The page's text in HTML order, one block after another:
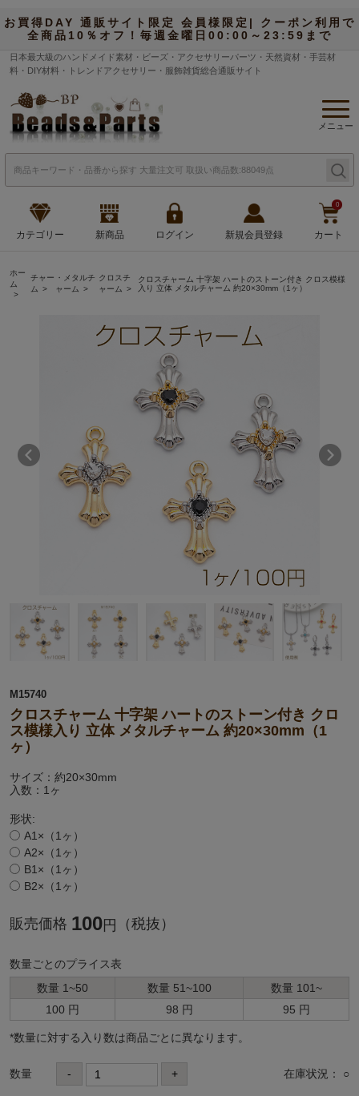
お買得DAY 通販サイト限定 会員様限定| クーポン利用で
全商品10％オフ！毎週金曜日00:00～23:59まで
日本最大級のハンドメイド素材・ビーズ・アクセサリーパーツ・天然資材・手芸材
料・DIY材料・トレンドアクセサリー・服飾雑貨総合通販サイト
メニュー
カテゴリー 新商品 ログイン 新規会員登録
0
カート
ホー
ム
チャー
ム
・メタルチ
ャーム
クロスチ
ャーム
クロスチャーム 十字架 ハートのストーン付き クロス模様
入り 立体 メタルチャーム 約20×30mm（1ヶ）
M15740
クロスチャーム 十字架 ハートのストーン付き クロ
ス模様入り 立体 メタルチャーム 約20×30mm（1
ヶ）
サイズ：約20×30mm
入数：1ヶ
形状:
A1×（1ヶ）
A2×（1ヶ）
B1×（1ヶ）
B2×（1ヶ）
販売価格 100円 （税抜）
数量ごとのプライス表
数量 1~50
数量 51~100
数量 101~
100 円
98 円 95 円
*数量に対する⼊り数は商品ごとに異なります。
数量 - + 在庫状況： ○